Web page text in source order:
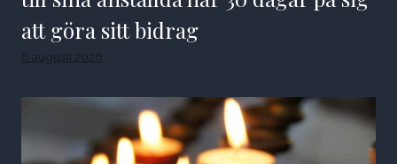
att göra sitt bidrag
8 augusti 2026